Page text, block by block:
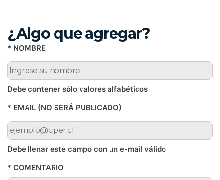
¿Algo que agregar?
* NOMBRE
Debe contener sólo valores alfabéticos
* EMAIL (NO SERÁ PUBLICADO)
Debe llenar este campo con un e-mail válido
* COMENTARIO